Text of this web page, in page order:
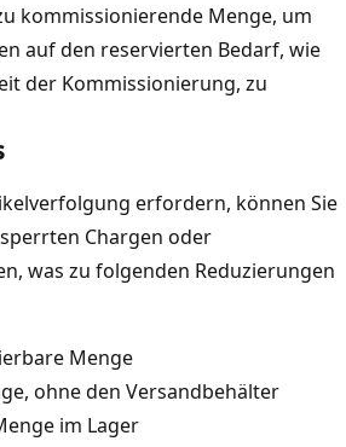
kommissionierende Menge, um
auf den reservierten Bedarf, wie
der Kommissionierung, zu
erfordern, können Sie
Chargen oder
was zu folgenden Reduzierungen
Menge
ohne den Versandbehälter
im Lager